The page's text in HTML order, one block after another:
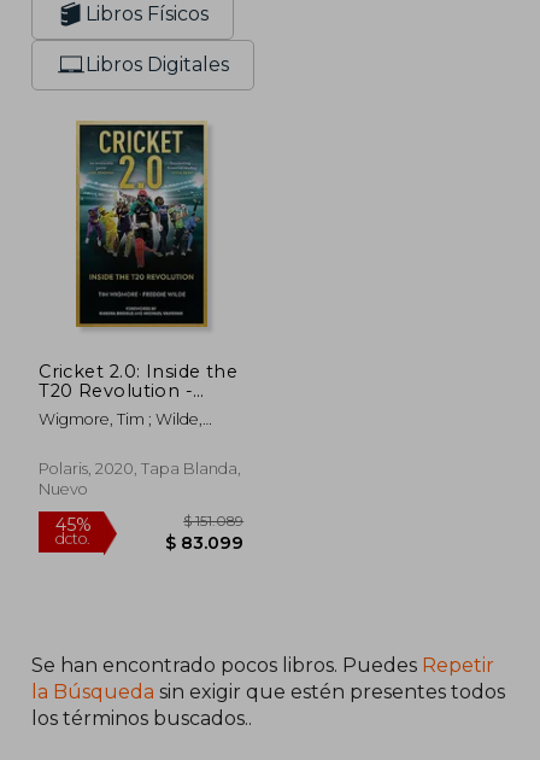
Libros Físicos
Libros Digitales
Cricket 2.0: Inside the
T20 Revolution -
Wisden Book of the
Year 2020 (en Inglés)
Wigmore, Tim ; Wilde,
Polaris, 2020, Tapa Blanda,
Nuevo
45%
dcto.
$ 151.089
$ 83.099
Se han encontrado pocos libros. Puedes Repetir
la Búsqueda sin exigir que estén presentes todos
los términos buscados..